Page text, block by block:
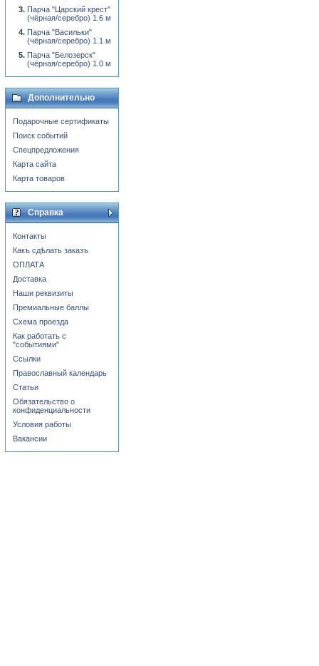
Парча "Царский крест"
(чёрная/серебро) 1.6 м
Парча "Васильки"
(чёрная/серебро) 1.1 м
Парча "Белозерск"
(чёрная/серебро) 1.0 м
Дополнительно
Подарочные сертификаты
Поиск событий
Спецпредложения
Карта сайта
Карта товаров
Справка
Контакты
Какъ сдѣлать заказъ
ОПЛАТА
Доставка
Наши реквизиты
Премиальные баллы
Схема проезда
Как работать с
"событиями"
Ссылки
Православный календарь
Статьи
Обязательство о
конфиденциальности
Условия работы
Вакансии